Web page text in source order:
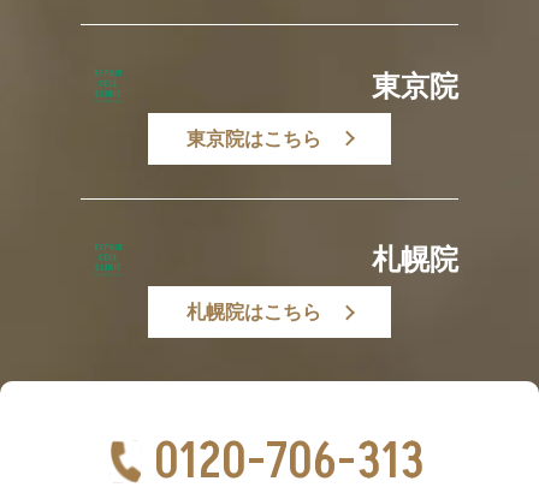
東京院
東京院はこちら
札幌院
札幌院はこちら
0120-706-313